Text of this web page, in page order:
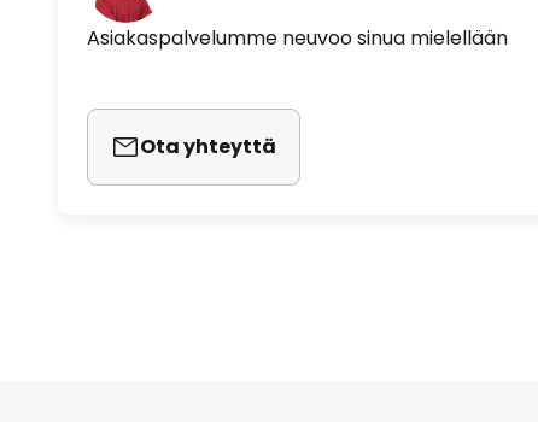
Asiakaspalvelumme neuvoo sinua mielellään
Ota yhteyttä